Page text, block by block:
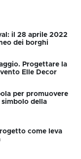
il 28 aprile 2022
dei borghi
Progettare la
Elle Decor
per promuovere
della
come leva